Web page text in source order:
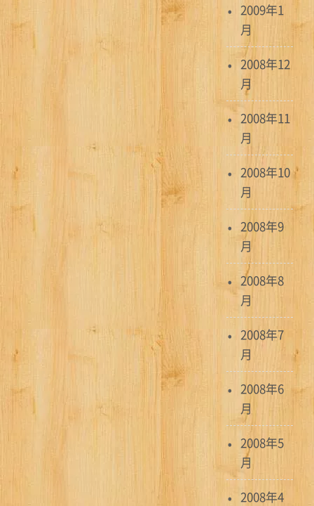
2009年1
月
2008年12
月
2008年11
月
2008年10
月
2008年9
月
2008年8
月
2008年7
月
2008年6
月
2008年5
月
2008年4